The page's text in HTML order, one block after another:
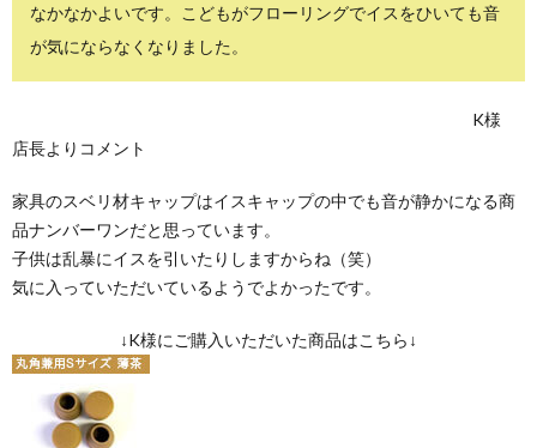
なかなかよいです。こどもがフローリングでイスをひいても音
が気にならなくなりました。
K様
店長よりコメント
家具のスベリ材キャップはイスキャップの中でも音が静かになる商
品ナンバーワンだと思っています。
子供は乱暴にイスを引いたりしますからね（笑）
気に入っていただいているようでよかったです。
↓K様にご購入いただいた商品はこちら↓